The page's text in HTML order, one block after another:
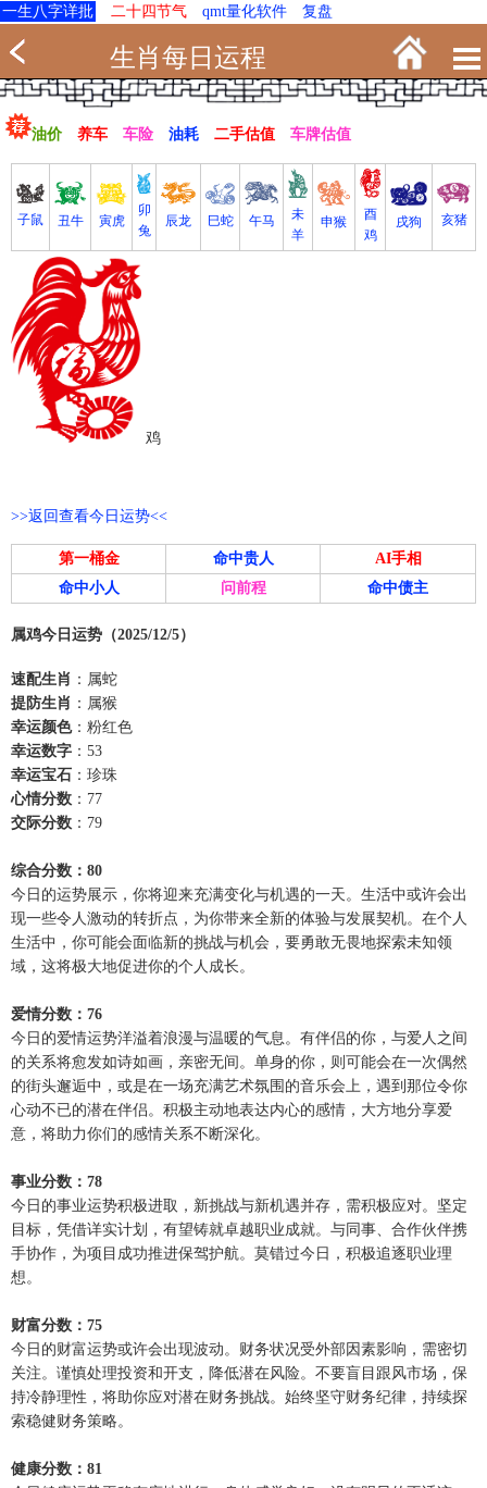
一生八字详批 二十四节气 qmt量化软件 复盘
生肖每日运程
油价 养车 车险 油耗 二手估值 车牌估值
子鼠 丑牛 寅虎
卯
兔
辰龙 巳蛇 午马
未
羊
申猴
酉
鸡
戌狗 亥猪
鸡
>>返回查看今日运势<<
第一桶金 命中贵人
AI手相
命中小人
问前程 命中债主
属鸡今日运势（2025/12/5）
速配生肖 ：属蛇
提防生肖 ：属猴
幸运颜色：粉红色
幸运数字 ：53
幸运宝石 ：珍珠
心情分数 ：77
交际分数 ：79
综合分数：80
今日的运势展示，你将迎来充满变化与机遇的一天。生活中或许会出
现一些令人激动的转折点，为你带来全新的体验与发展契机。在个人
生活中，你可能会面临新的挑战与机会，要勇敢无畏地探索未知领
域，这将极大地促进你的个人成长。
爱情分数：76
今日的爱情运势洋溢着浪漫与温暖的气息。有伴侣的你，与爱人之间
的关系将愈发如诗如画，亲密无间。单身的你，则可能会在一次偶然
的街头邂逅中，或是在一场充满艺术氛围的音乐会上，遇到那位令你
心动不已的潜在伴侣。积极主动地表达内心的感情，大方地分享爱
意，将助力你们的感情关系不断深化。
事业分数：78
今日的事业运势积极进取，新挑战与新机遇并存，需积极应对。坚定
目标，凭借详实计划，有望铸就卓越职业成就。与同事、合作伙伴携
手协作，为项目成功推进保驾护航。莫错过今日，积极追逐职业理
想。
财富分数：75
今日的财富运势或许会出现波动。财务状况受外部因素影响，需密切
关注。谨慎处理投资和开支，降低潜在风险。不要盲目跟风市场，保
持冷静理性，将助你应对潜在财务挑战。始终坚守财务纪律，持续探
索稳健财务策略。
健康分数：81